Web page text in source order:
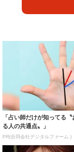
「占い師だけが知ってる〝
る人の共通点〟」
PR(合同会社デジタルファーム )